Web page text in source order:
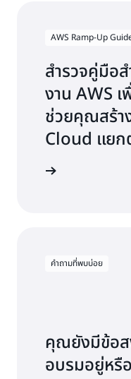
AWS Ramp-Up
สำรวจคู่มือ
งาน AWS
ช่วยคุณสร้า
Cloud แยก
หรืออุตสาหก
คำถามที่พบบ่อย
คุณยังมีข้อส
อบรมอยู่หรื